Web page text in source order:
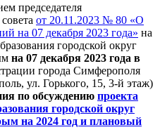
председателя
от 20.11.2023 № 80 «О
на 07 декабря 2023 года» на
городской округ
на 07 декабря 2023 года в
города Симферополя
ул. Горького, 15, 3-й этаж)
по обсуждению проекта
городской округ
на 2024 год и плановый